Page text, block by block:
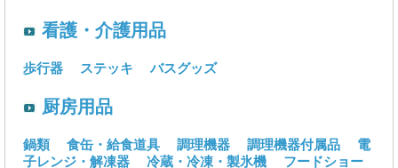
看護・介護用品
歩行器 ステッキ バスグッズ
厨房用品
鍋類 食缶・給食道具 調理機器 調理機器付属品
電
子レンジ・解凍器
冷蔵・冷凍・製氷機
フードショー